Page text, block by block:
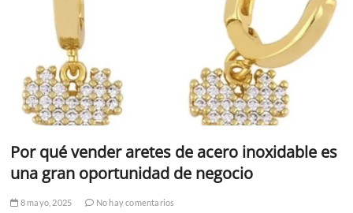
Por qué vender aretes de acero inoxidable es
una gran oportunidad de negocio
8 mayo, 2025 No hay comentarios